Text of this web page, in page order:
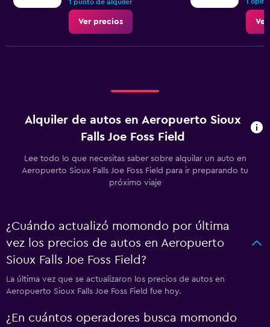
1 punto de alquiler
Ver precios
Alquiler de autos en Aeropuerto Sioux
Falls Joe Foss Field
Lee todo lo que necesitas saber sobre alquilar un auto en
Aeropuerto Sioux Falls Joe Foss Field para ir preparando tu
próximo viaje
¿Cuándo actualizó momondo por última
vez los precios de autos en Aeropuerto
Sioux Falls Joe Foss Field?
La última vez que se actualizaron los precios de autos en
Aeropuerto Sioux Falls Joe Foss Field fue hoy.
¿En cuántos operadores busca momondo